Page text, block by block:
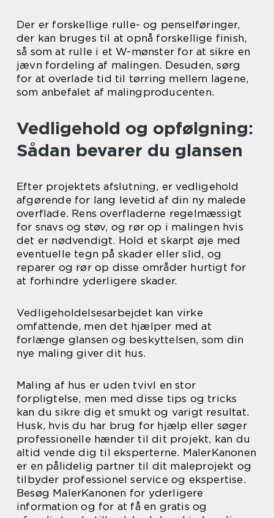
Der er forskellige rulle- og penselføringer,
der kan bruges til at opnå forskellige finish,
så som at rulle i et W-mønster for at sikre en
jævn fordeling af malingen. Desuden, sørg
for at overlade tid til tørring mellem lagene,
som anbefalet af malingproducenten.
Vedligehold og opfølgning:
Sådan bevarer du glansen
Efter projektets afslutning, er vedligehold
afgørende for lang levetid af din ny malede
overflade. Rens overfladerne regelmæssigt
for snavs og støv, og rør op i malingen hvis
det er nødvendigt. Hold et skarpt øje med
eventuelle tegn på skader eller slid, og
reparer og rør op disse områder hurtigt for
at forhindre yderligere skader.
Vedligeholdelsesarbejdet kan virke
omfattende, men det hjælper med at
forlænge glansen og beskyttelsen, som din
nye maling giver dit hus.
Maling af hus er uden tvivl en stor
forpligtelse, men med disse tips og tricks
kan du sikre dig et smukt og varigt resultat.
Husk, hvis du har brug for hjælp eller søger
professionelle hænder til dit projekt, kan du
altid vende dig til eksperterne. MalerKanonen
er en pålidelig partner til dit maleprojekt og
tilbyder professionel service og ekspertise.
Besøg MalerKanonen for yderligere
information og for at få en gratis og